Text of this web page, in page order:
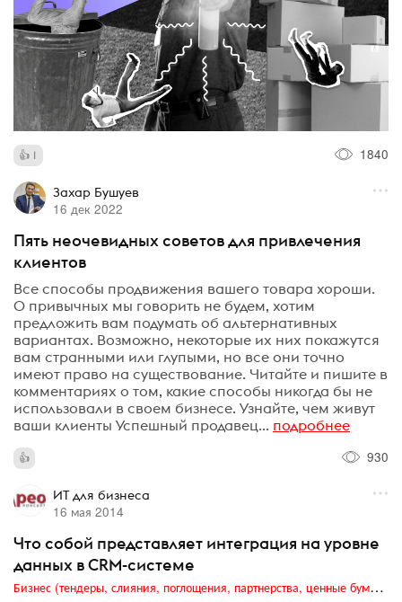
1 1840
Захар Бушуев
16 дек 2022
Пять неочевидных советов для привлечения
клиентов
Все способы продвижения вашего товара хороши.
О привычных мы говорить не будем, хотим
предложить вам подумать об альтернативных
вариантах. Возможно, некоторые их них покажутся
вам странными или глупыми, но все они точно
имеют право на существование. Читайте и пишите в
комментариях о том, какие способы никогда бы не
использовали в своем бизнесе. Узнайте, чем живут
ваши клиенты Успешный продавец... подробнее
930
ИТ для бизнеса
16 мая 2014
Что собой представляет интеграция на уровне
данных в CRM-системе
Бизнес (тендеры, слияния, поглощения, партнерства, ценные бумаги, акционеры, финансы и отчетность)